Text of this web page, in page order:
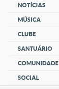
NOTÍCIAS
MÚSICA
CLUBE
SANTUÁRIO
COMUNIDADE
SOCIAL